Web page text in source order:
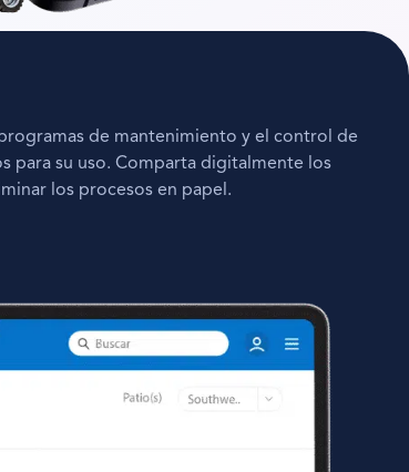
de mantenimiento y el control de
para su uso. Comparta digitalmente los
los procesos en papel.